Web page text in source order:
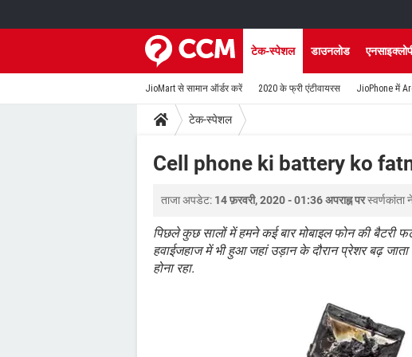
टेक-स्पेशल डाउनलोड
JioMart से सामान ऑर्डर करें 2020 के फ्री एंटीवायरस JioPhone में
टेक-स्पेशल
Cell phone ki battery ko
ताजा अपडेट: 14 फ़रवरी, 2020 - 01:36 अपराह्न परस्वर्णकांता
पिछले कुछ सालों में हमने कई बार मोबाइल फोन की
हवाईजहाज में भी हुआ जहां उड़ान के दौरान प्रेशर बढ़
होना रहा.